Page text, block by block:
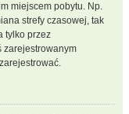
miejscem pobytu. Np.
strefy czasowej, tak
tylko przez
zarejestrowanym